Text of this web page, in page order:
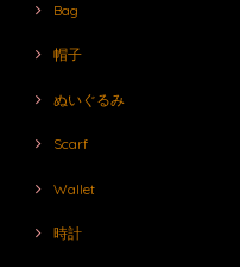
Bag
帽子
ぬいぐるみ
Scarf
Wallet
時計